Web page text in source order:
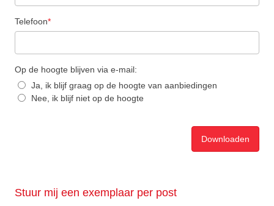
Telefoon*
Op de hoogte blijven via e-mail:
Ja, ik blijf graag op de hoogte van aanbiedingen
Nee, ik blijf niet op de hoogte
Stuur mij een exemplaar per post